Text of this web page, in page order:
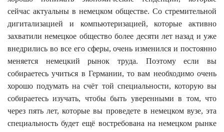
сейчас актуальны в немецком обществе. Со стремительной
дигитализацией и компьютеризацией, которые активно
захватили немецкое общество более десяти лет назад и уже
внедрились во все его сферы, очень изменился и постоянно
меняется немецкий рынок труда. Поэтому если вы
собираетесь учиться в Германии, то вам необходимо очень
хорошо подумать на счёт той специальности, которую вы
собираетесь изучать, чтобы быть уверенными в том, что
через пять лет, которые вы проведете в немецком вузе, эта
специальность будет ещё востребована на немецком рынке